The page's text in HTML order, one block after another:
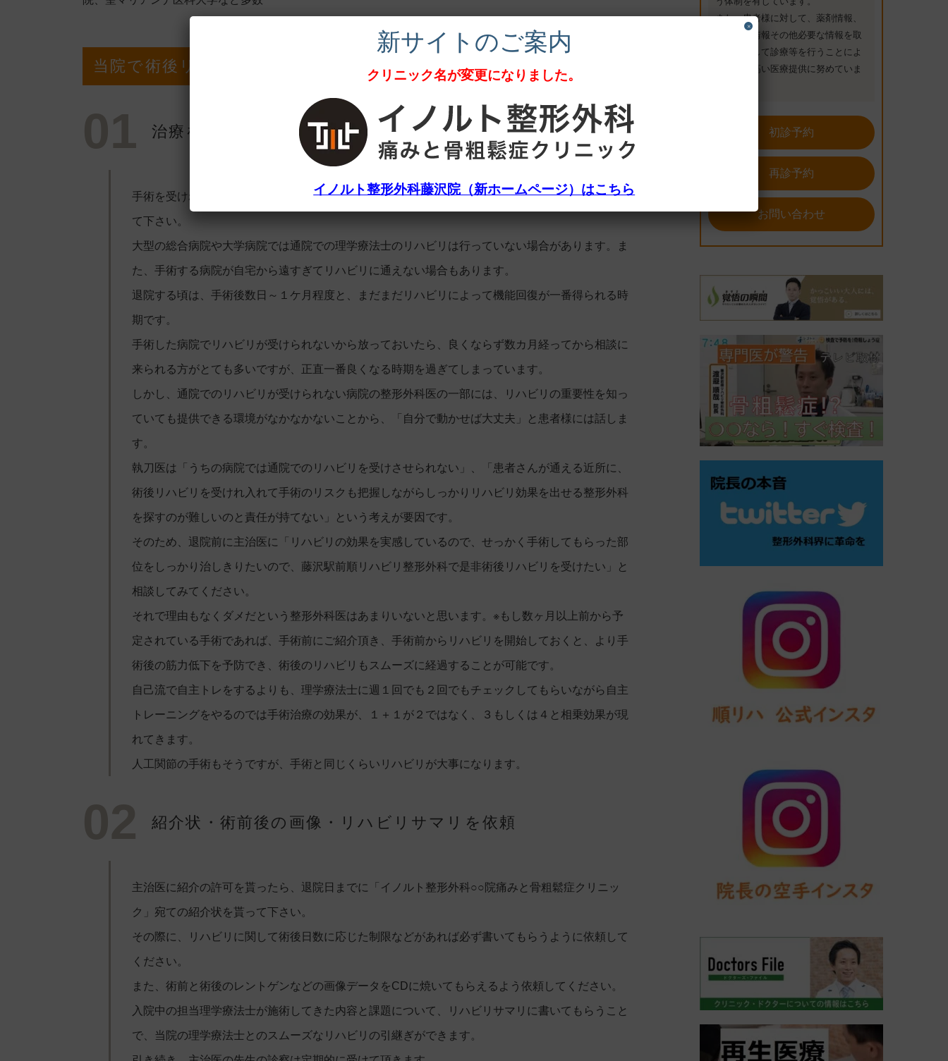
当院で術後リハビリを受けるまでの流れ
01 治療を受けた執刀医または主治医にリハビリの相談
手術を受けれられた病院で退院日が決定する頃に、退院後のリハビリをどうするかについて相談し
て下さい。
大型の総合病院や大学病院では通院での理学療法士のリハビリは行っていない場合があります。ま
た、手術する病院が自宅から遠すぎてリハビリに通えない場合もあります。
退院する頃は、手術後数日～１ケ月程度と、まだまだリハビリによって機能回復が一番得られる時
期です。
手術した病院でリハビリが受けられないから放っておいたら、良くならず数カ月経ってから相談に
来られる方がとても多いですが、正直一番良くなる時期を過ぎてしまっています。
しかし、通院でのリハビリが受けられない病院の整形外科医の一部には、リハビリの重要性を知っ
ていても提供できる環境がなかなかないことから、「自分で動かせば大丈夫」と患者様には話しま
す。
執刀医は「うちの病院では通院でのリハビリを受けさせられない」、「患者さんが通える近所に、
術後リハビリを受けれ入れて手術のリスクも把握しながらしっかりリハビリ効果を出せる整形外科
を探すのが難しいのと責任が持てない」という考えが要因です。
そのため、退院前に主治医に「リハビリの効果を実感しているので、せっかく手術してもらった部
位をしっかり治しきりたいので、藤沢駅前順リハビリ整形外科で是非術後リハビリを受けたい」と
相談してみてください。
それで理由もなくダメだという整形外科医はあまりいないと思います。※もし数ヶ月以上前から予
定されている手術であれば、手術前にご紹介頂き、手術前からリハビリを開始しておくと、より手
術後の筋力低下を予防でき、術後のリハビリもスムーズに経過することが可能です。
自己流で自主トレをするよりも、理学療法士に週１回でも２回でもチェックしてもらいながら自主
トレーニングをやるのでは手術治療の効果が、１＋１が２ではなく、３もしくは４と相乗効果が現
れてきます。
人工関節の手術もそうですが、手術と同じくらいリハビリが大事になります。
02 紹介状・術前後の画像・リハビリサマリを依頼
主治医に紹介の許可を貰ったら、退院日までに「イノルト整形外科○○院痛みと骨粗鬆症クリニッ
ク」宛ての紹介状を貰って下さい。
その際に、リハビリに関して術後日数に応じた制限などがあれば必ず書いてもらうように依頼して
ください。
また、術前と術後のレントゲンなどの画像データをCDに焼いてもらえるよう依頼してください。
入院中の担当理学療法士が施術してきた内容と課題について、リハビリサマリに書いてもらうこと
で、当院の理学療法士とのスムーズなリハビリの引継ぎができます。
また、患者様に対して、薬剤情報、
特定健診情報その他必要な情報を取
得・活用して診療等を行うことによ
り、質の高い医療提供に努めていま
初診予約
再診予約
お問い合わせ
新サイトのご案内
クリニック名が変更になりました。
イノルト整形外科藤沢院（新ホームページ）はこちら
×